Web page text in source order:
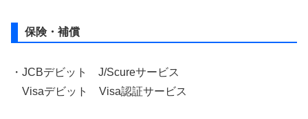
保険・補償
・JCBデビット J/Scureサービス
Visaデビット Visa認証サービス